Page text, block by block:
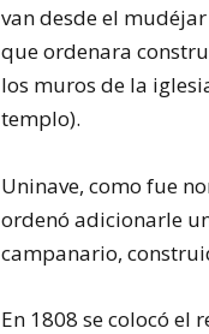
van desde el
que ordenara
los muros de la
templo).
Uninave, como fue
ordenó adicionarle
campanario,
En 1808 se colocó el